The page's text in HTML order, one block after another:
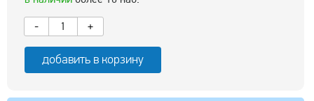
-
+
добавить в корзину